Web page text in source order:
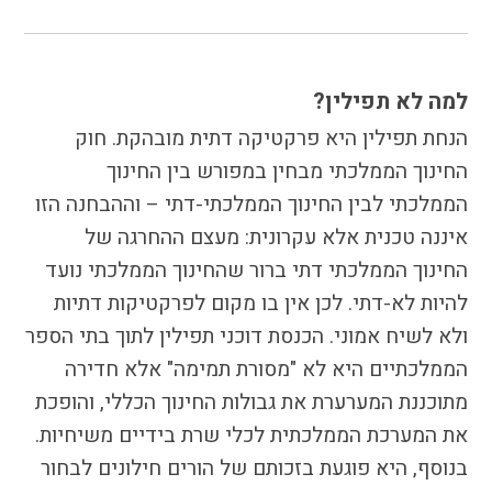
העמותה
חזון החינוך החילוני
הצוות
כתבו לנו
הקו החם
הצטרפות והתנדבות
הרשמה לעדכונים
הפורום החילוני
בפייסבוק
למה לא תפילין?
הנחת תפילין היא פרקטיקה דתית מובהקת. חוק
החינוך הממלכתי מבחין במפורש בין החינוך
הממלכתי לבין החינוך הממלכתי-דתי – וההבחנה הזו
איננה טכנית אלא עקרונית: מעצם ההחרגה של
החינוך הממלכתי דתי ברור שהחינוך הממלכתי נועד
להיות לא-דתי. לכן אין בו מקום לפרקטיקות דתיות
ולא לשיח אמוני. הכנסת דוכני תפילין לתוך בתי הספר
הממלכתיים היא לא "מסורת תמימה" אלא חדירה
מתוכננת המערערת את גבולות החינוך הכללי, והופכת
את המערכת הממלכתית לכלי שרת בידיים משיחיות.
בנוסף, היא פוגעת בזכותם של הורים חילונים לבחור